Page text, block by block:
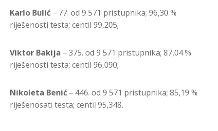
Karlo Bulić‒ 77. od 9 571 pristupnika; 96,30 %
riješenosti testa; centil 99,205;
Viktor Bakija ‒ 375. od 9 571 pristupnika; 87,04 %
riješenosti testa; centil 96,090;
Nikoleta Benić‒ 446. od 9 571 pristupnika; 85,19 %
riješenosati testa; centil 95,348.